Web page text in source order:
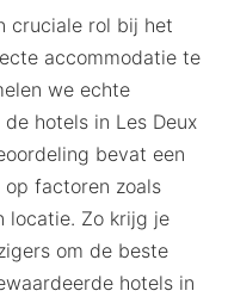
cruciale rol bij het
accommodatie te
we echte
hotels in Les Deux
bevat een
op factoren zoals
locatie. Zo krijg je
om de beste
hotels in